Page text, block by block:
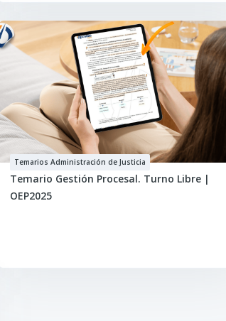
Temarios Administración de Justicia
Temario Gestión Procesal. Turno Libre |
OEP2025